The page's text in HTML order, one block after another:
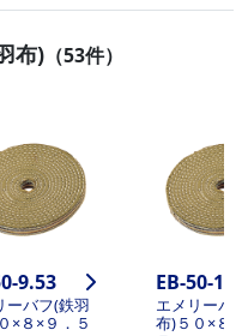
布) （53件）
9.53
ーバフ(鉄羽
×８×９．５
EB-50-
エメリーバ
布)５０×８×